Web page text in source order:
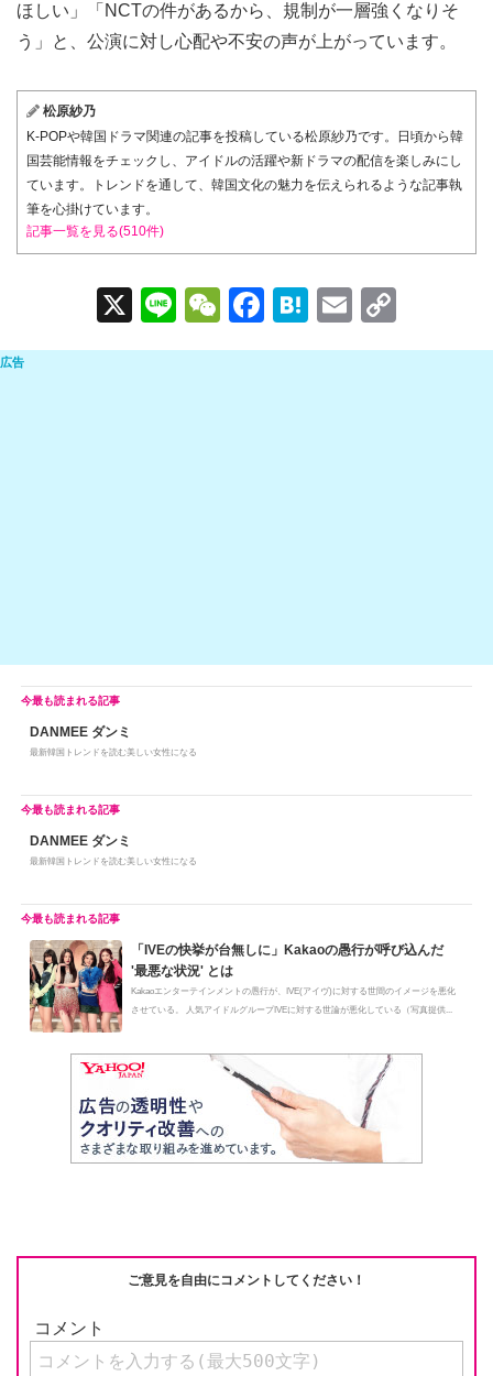
ほしい」「NCTの件があるから、規制が一層強くなりそ
う」と、公演に対し心配や不安の声が上がっています。
松原紗乃
K-POPや韓国ドラマ関連の記事を投稿している松原紗乃です。日頃から韓
国芸能情報をチェックし、アイドルの活躍や新ドラマの配信を楽しみにし
ています。トレンドを通して、韓国文化の魅力を伝えられるような記事執
筆を心掛けています。
記事一覧を見る(510件)
X
Li
n
W
e
F
a
H
at
E
m o
DANMEE ダンミ
最新韓国トレンドを読む美しい女性になる
DANMEE ダンミ
最新韓国トレンドを読む美しい女性になる
「IVEの快挙が台無しに」Kakaoの愚行が呼び込んだ
'最悪な状況' とは
Kakaoエンターテインメントの愚行が、IVE(アイヴ)に対する世間のイメージを悪化
させている。 人気アイドルグループIVEに対する世論が悪化している（写真提供...
ご意見を自由にコメントしてください！